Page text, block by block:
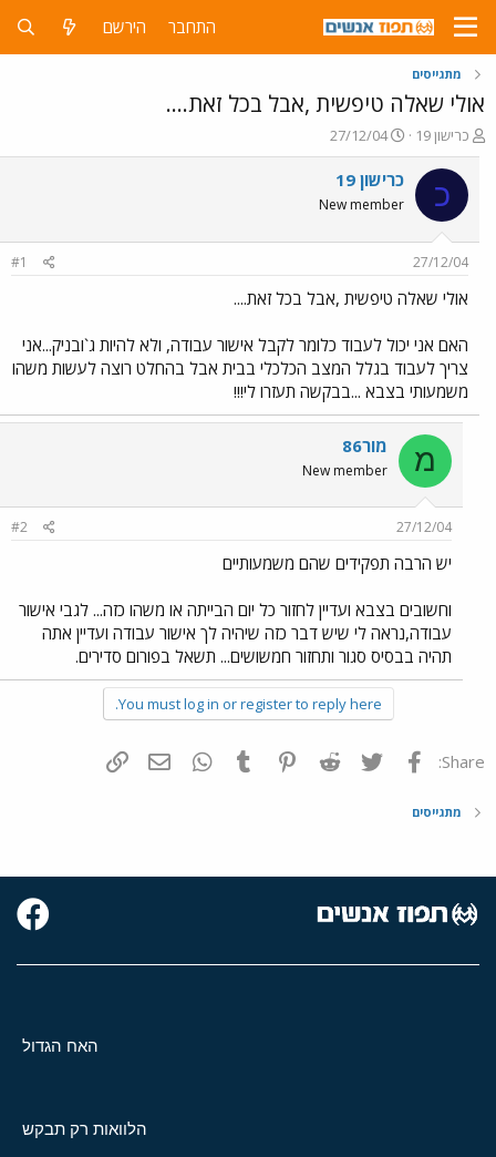
התחבר הירשם
מתגייסים
אולי שאלה טיפשית ,אבל בכל זאת....
פ
ו
ת
ח
ה
ש
א
כרישון 19
פ
ו
ר
ס
ם
ר
ך
27/12/04
כ כרישון 19
New member
27/12/04
#1
אולי שאלה טיפשית ,אבל בכל זאת....
האם אני יכול לעבוד כלומר לקבל אישור עבודה, ולא להיות ג`ובניק...אני
צריך לעבוד בגלל המצב הכלכלי בבית אבל בהחלט רוצה לעשות משהו
משמעותי בצבא ...בבקשה תעזרו לי!!!
מ מור86
New member
27/12/04
#2
יש הרבה תפקידים שהם משמעותיים
וחשובים בצבא ועדיין לחזור כל יום הבייתה או משהו כזה... לגבי אישור
עבודה,נראה לי שיש דבר כזה שיהיה לך אישור עבודה ועדיין אתה
תהיה בבסיס סגור ותחזור חמשושים... תשאל בפורום סדירים.
You must log in or register to reply here.
Share: פייסבוק Twitter
Reddit
Pinterest
Tumblr
WhatsAppדואר אלקטרוני
מתגייסים
האח הגדול
הלוואות רק תבקש